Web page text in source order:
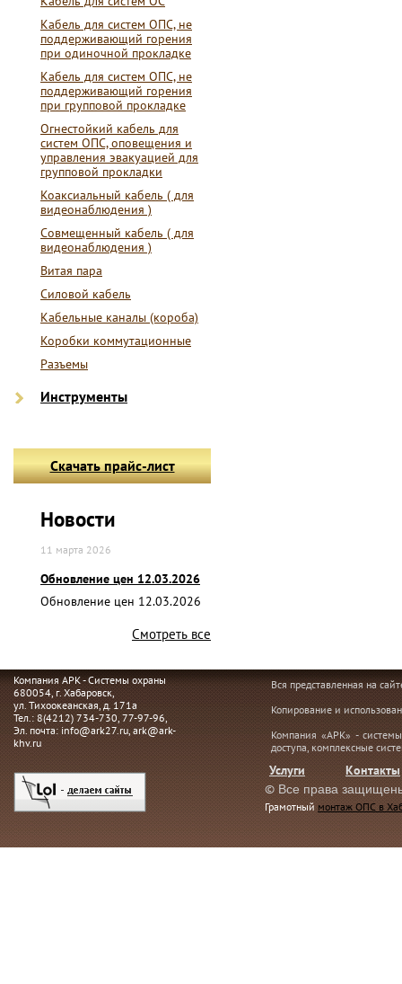
Кабель для систем ОПС, не
поддерживающий горения
при одиночной прокладке
Кабель для систем ОПС, не
поддерживающий горения
при групповой прокладке
Огнестойкий кабель для
систем ОПС, оповещения и
управления эвакуацией для
групповой прокладки
Коаксиальный кабель ( для
видеонаблюдения )
Совмещенный кабель ( для
видеонаблюдения )
Витая пара
Силовой кабель
Кабельные каналы (короба)
Коробки коммутационные
Разъемы
Инструменты
Скачать прайс-лист
Новости
11 марта 2026
Обновление цен 12.03.2026
Обновление цен 12.03.2026
Смотреть все
Компания АРК - Системы охраны
680054, г. Хабаровск,
ул. Тихоокеанская, д. 171а
Тел.: 8(4212) 734-730, 77-97-96,
Эл. почта: info@ark27.ru, ark@ark-
khv.ru
Вся представленная на
Копирование и
Компания «АРК» -
доступа, комплексные
Услуги
Контакты
© Все права
Грамотный монтаж ОПС в